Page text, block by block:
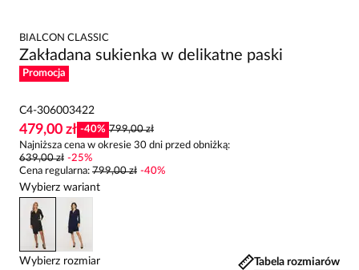
BIALCON CLASSIC
Zakładana sukienka w delikatne paski
Promocja
C4-306003422
479,00 zł -40% 799,00 zł
Najniższa cena w okresie 30 dni przed obniżką:
639,00 zł -25%
Cena regularna: 799,00 zł -40%
Wybierz wariant
Wybierz rozmiar Tabela rozmiarów